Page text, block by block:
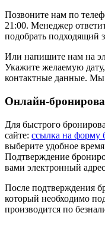
Позвоните нам по
21:00. Менеджер
подобрать подходящий
Или напишите нам на
Укажите желаемую
контактные данные. Мы
Онлайн-
Для быстрого
сайте: ссылка на форму
выберите удобное
Подтверждение
вами электронный
После подтверждения
который необходимо
производится по